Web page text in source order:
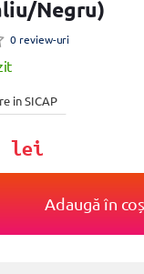
Negru)
0 review-uri
in SICAP
lei
Adaugă în coș